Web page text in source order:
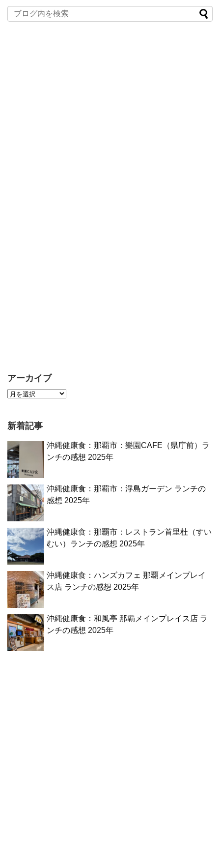
アーカイブ
新着記事
沖縄健康食：那覇市：樂園CAFE（県庁前）ラ
ンチの感想 2025年
沖縄健康食：那覇市：浮島ガーデン ランチの
感想 2025年
沖縄健康食：那覇市：レストラン首里杜（すい
むい）ランチの感想 2025年
沖縄健康食：ハンズカフェ 那覇メインプレイ
ス店 ランチの感想 2025年
沖縄健康食：和風亭 那覇メインプレイス店 ラ
ンチの感想 2025年